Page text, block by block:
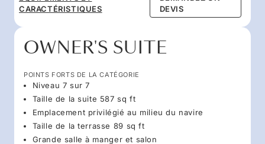
CARACTÉRISTIQUES
DEVIS
OWNER'S SUITE
POINTS FORTS DE LA CATÉGORIE
Niveau 7 sur 7
Taille de la suite 587 sq ft
Emplacement privilégié au milieu du navire
Taille de la terrasse 89 sq ft
Grande salle à manger et salon